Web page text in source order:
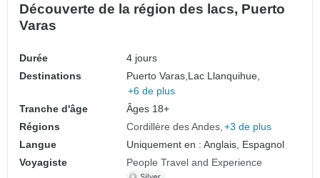
Découverte de la région des lacs, Puerto
Varas
Durée
4 jours
Destinations
Puerto Varas, Lac Llanquihue,
+6 de plus
Tranche d'âge
Âges 18+
Régions
Cordillère des Andes +3 de plus
Langue
Uniquement en : Anglais, Espagnol
Voyagiste
People Travel and Experience